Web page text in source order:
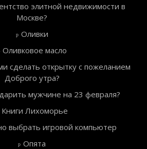
элитной недвижимости в
Москве?
Оливки
Оливковое масло
сделать открытку с пожеланием
Доброго утра?
мужчине на 23 февраля?
Книги Лихоморье
выбрать игровой компьютер
Опята